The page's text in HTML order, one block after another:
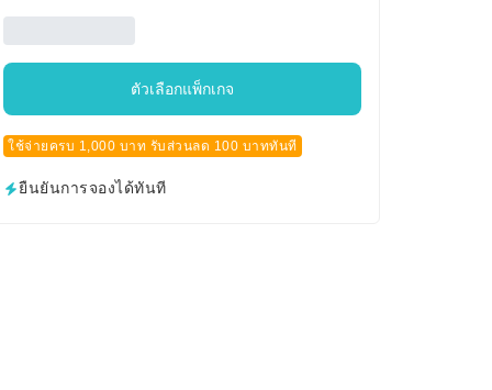
ตัวเลือกแพ็กเกจ
ใช้จ่ายครบ 1,000 บาท รับส่วนลด 100 บาททันที
ยืนยันการจองได้ทันที